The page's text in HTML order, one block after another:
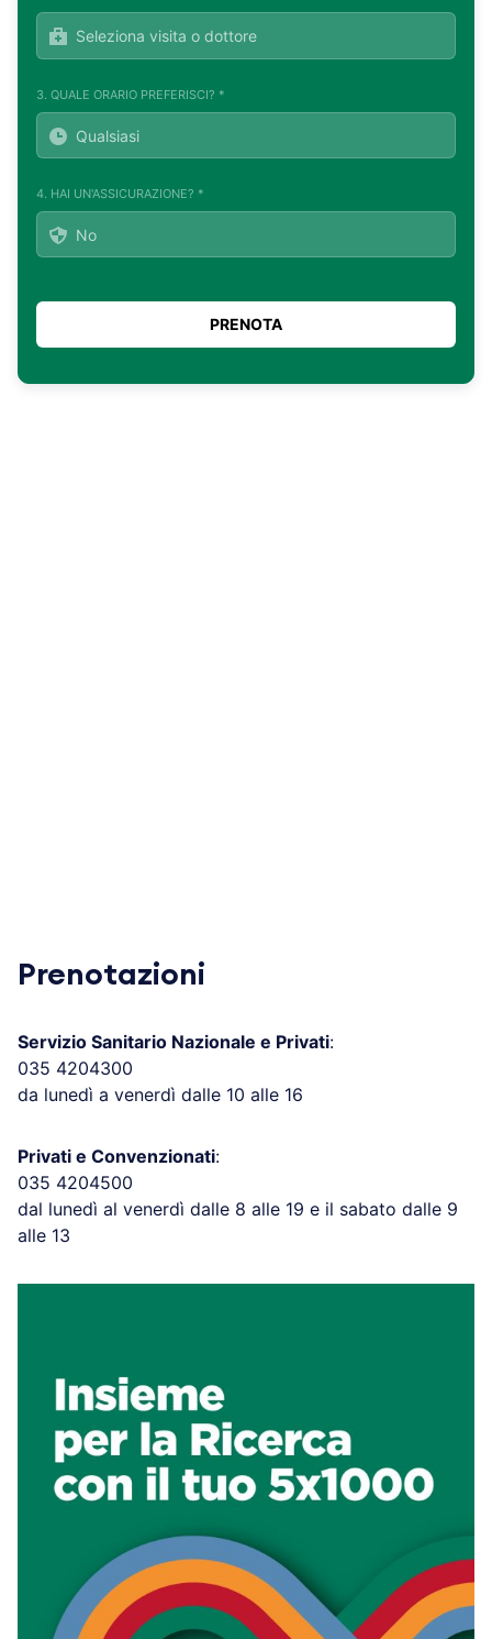
3. QUALE ORARIO PREFERISCI? *
4. HAI UN'ASSICURAZIONE? *
Prenotazioni
Servizio Sanitario Nazionale e Privati:
035 4204300
da lunedì a venerdì dalle 10 alle 16
Privati e Convenzionati:
035 4204500
dal lunedì al venerdì dalle 8 alle 19 e il sabato dalle 9
alle 13